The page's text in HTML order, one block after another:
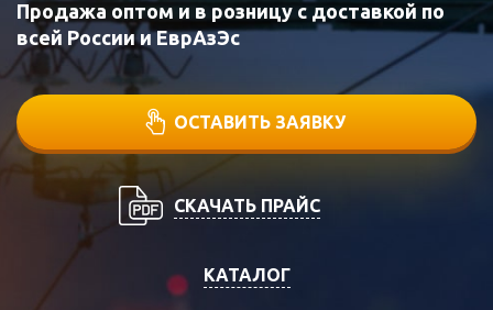
Продажа оптом и в розницу с доставкой по
всей России и ЕврАзЭс
ОСТАВИТЬ ЗАЯВКУ
СКАЧАТЬ ПРАЙС
КАТАЛОГ